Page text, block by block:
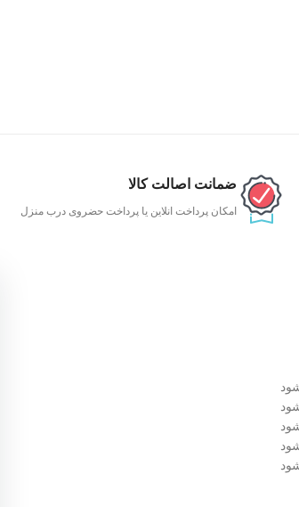
ضمانت اصالت کالا
امکان پرداخت انلاین یا پرداخت حضروی درب منزل